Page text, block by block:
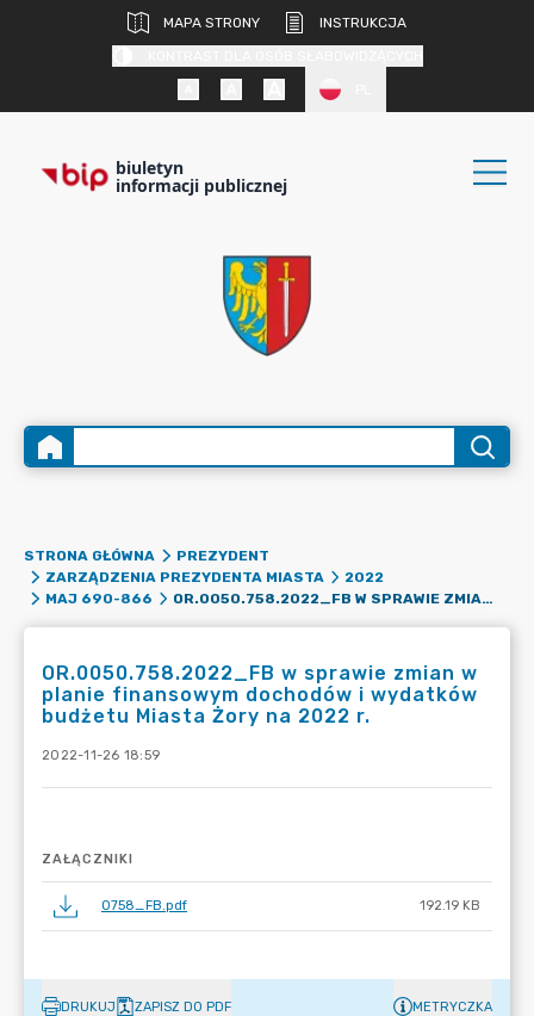
MAPA STRONY
INSTRUKCJA
biuletyn
informacji publicznej
STRONA GŁÓWNA
PREZYDENT
ZARZĄDZENIA PREZYDENTA MIASTA
2022
MAJ 690-866
OR.0050.758.2022_FB W SPRAWIE ZMIAN W PLANIE FINANSOWYM DOCHODÓW I WYDATKÓW BUDŻETU MIASTA ŻORY NA 2022 R.
OR.0050.758.2022_FB w sprawie zmian w
planie finansowym dochodów i wydatków
budżetu Miasta Żory na 2022 r.
2022-11-26 18:59
ZAŁĄCZNIKI
0758_FB.pdf 192.19 KB
DRUKUJ ZAPISZ DO PDF METRYCZKA